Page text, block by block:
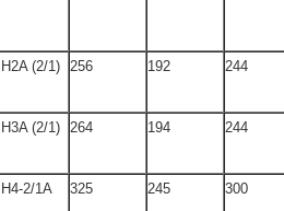
(2/1)
256 192 244
(2/1) 264 194 244
2/1A 325 245 300